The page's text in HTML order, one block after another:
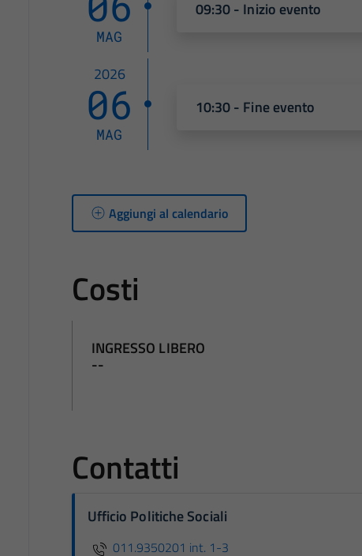
MAG
09:30 - Inizio evento
2026
06
MAG
10:30 - Fine evento
Aggiungi al calendario
Costi
INGRESSO LIBERO
--
Contatti
Ufficio Politiche Sociali
011.9350201 int. 1-3